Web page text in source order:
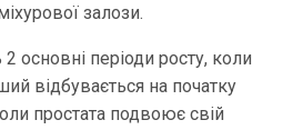
залози.
основні періоди росту, коли
відбувається на початку
простата подвоює свій